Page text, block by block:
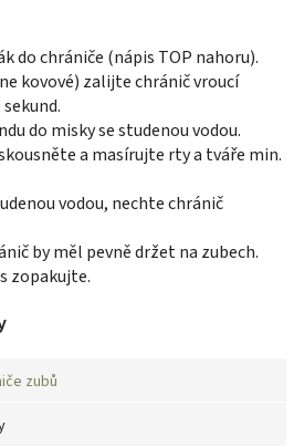
do chrániče (nápis TOP nahoru).
kovové) zalijte chránič vroucí
sekund.
do misky se studenou vodou.
a masírujte rty a tváře min.
vodou, nechte chránič
by měl pevně držet na zubech.
zopakujte.
zubů